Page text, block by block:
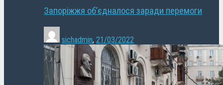
Запоріжжя об’єдналося заради перемоги
sichadmin, 21/03/2022